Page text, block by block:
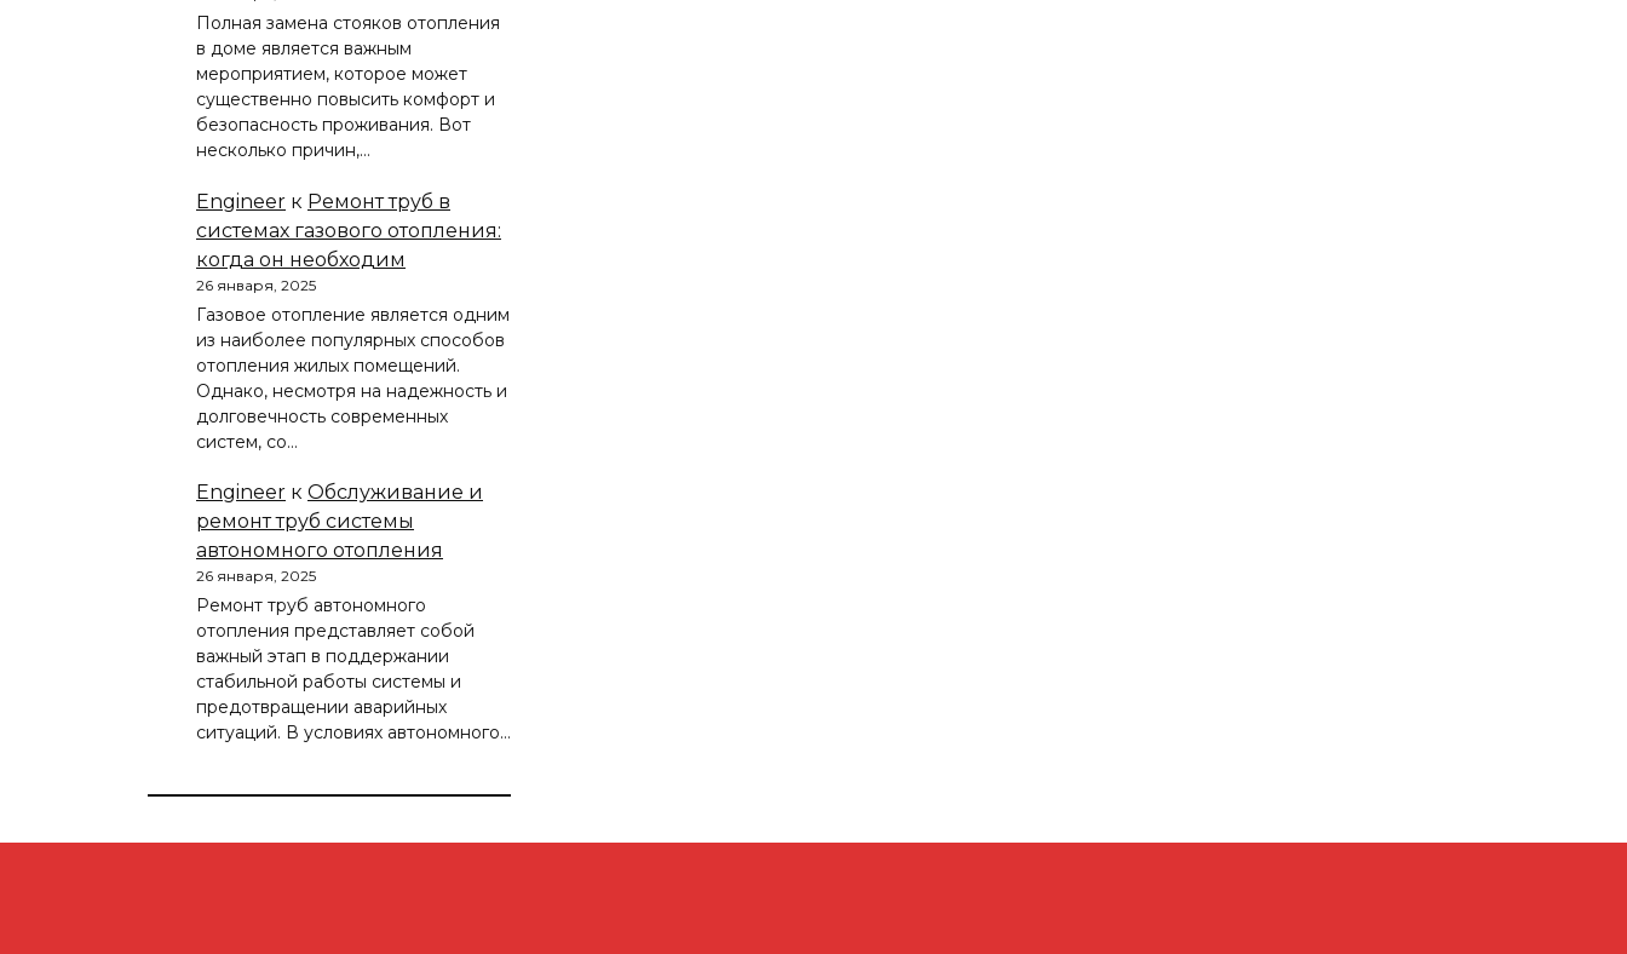
Полная замена стояков отопления
в доме является важным
мероприятием, которое может
существенно повысить комфорт и
безопасность проживания. Вот
несколько причин,…
Engineer к Ремонт труб в
системах газового отопления:
когда он необходим
26 января, 2025
Газовое отопление является одним
из наиболее популярных способов
отопления жилых помещений.
Однако, несмотря на надежность и
долговечность современных
систем, со…
Engineer к Обслуживание и
ремонт труб системы
автономного отопления
26 января, 2025
Ремонт труб автономного
отопления представляет собой
важный этап в поддержании
стабильной работы системы и
предотвращении аварийных
ситуаций. В условиях автономного…